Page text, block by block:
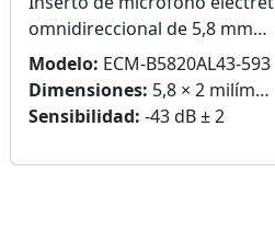
omnidireccional de 5,8 mm
para Lavalier inalámbrico
Modelo: ECM-B5820AL43-593
Dimensiones: 5,8 × 2 milímetros
Sensibilidad: -43 dB ± 2